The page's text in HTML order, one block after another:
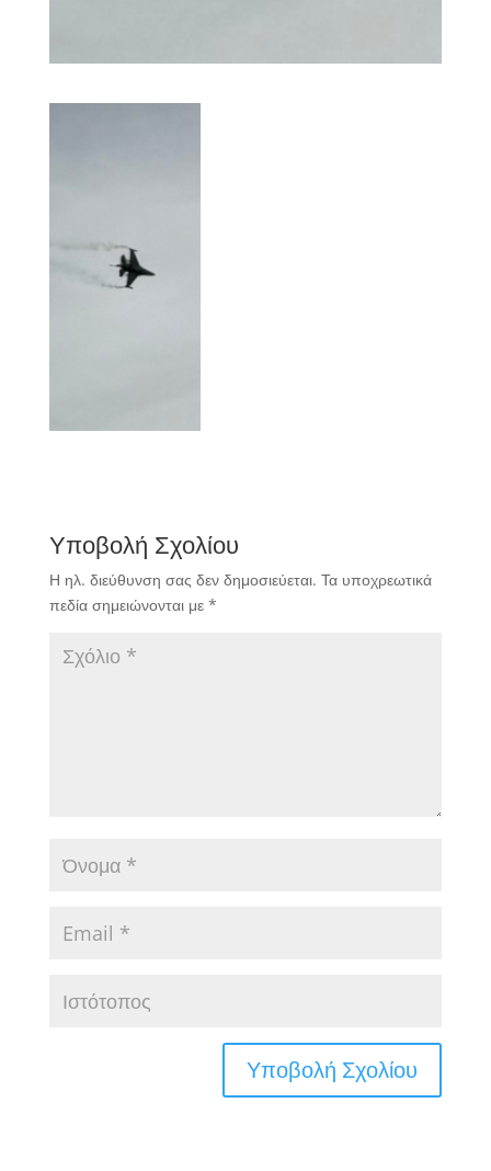
Υποβολή Σχολίου
Η ηλ. διεύθυνση σας δεν δημοσιεύεται. Τα υποχρεωτικά
πεδία σημειώνονται με *